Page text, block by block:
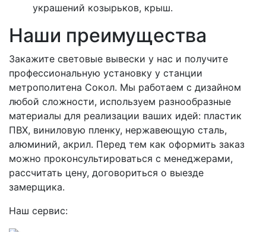
украшений козырьков, крыш.
Наши преимущества
Закажите световые вывески у нас и получите
профессиональную установку у станции
метрополитена Сокол. Мы работаем с дизайном
любой сложности, используем разнообразные
материалы для реализации ваших идей: пластик
ПВХ, виниловую пленку, нержавеющую сталь,
алюминий, акрил. Перед тем как оформить заказ
можно проконсультироваться с менеджерами,
рассчитать цену, договориться о выезде
замерщика.
Наш сервис: